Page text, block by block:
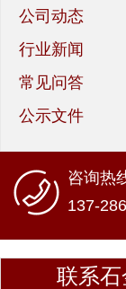
公司动态
行业新闻
常见问答
公示文件
咨询热
137-
联系